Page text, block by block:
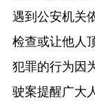
遇到公安机关
检查或让他人
犯罪的行为因
驶案提醒广大